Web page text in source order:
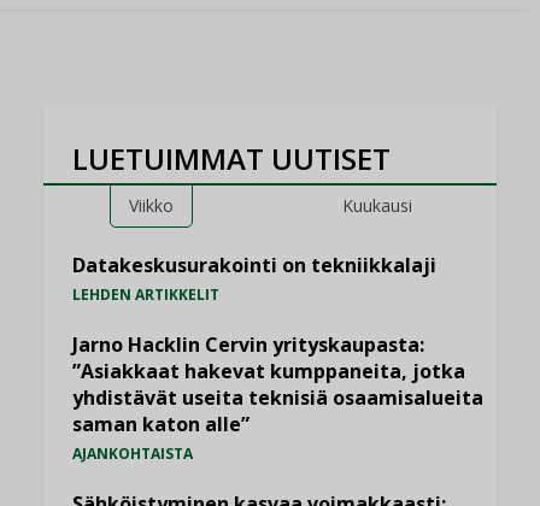
LUETUIMMAT UUTISET
Viikko Kuukausi
Datakeskusurakointi on tekniikkalaji
LEHDEN ARTIKKELIT
Jarno Hacklin Cervin yrityskaupasta:
”Asiakkaat hakevat kumppaneita, jotka
yhdistävät useita teknisiä osaamisalueita
saman katon alle”
AJANKOHTAISTA